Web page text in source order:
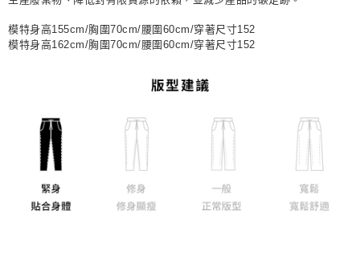
模特身高155cm/胸圍70cm/腰圍60cm/穿著尺寸152
模特身高162cm/胸圍70cm/腰圍60cm/穿著尺寸152